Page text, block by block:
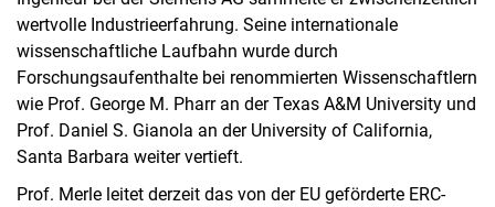
wertvolle Industrieerfahrung. Seine internationale
wissenschaftliche Laufbahn wurde durch
Forschungsaufenthalte bei renommierten Wissenschaftlern
wie Prof. George M. Pharr an der Texas A&M University und
Prof. Daniel S. Gianola an der University of California,
Santa Barbara weiter vertieft.
Prof. Merle leitet derzeit das von der EU geförderte ERC-